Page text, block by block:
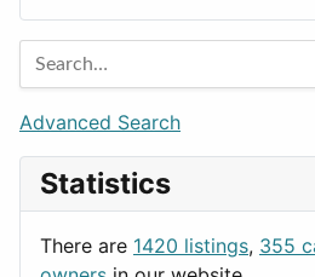
Entertainment
Games
Lifestyle
News & Weather
Productivity
Barcelona
Berlin
Budapest
London
Paris
Rome
Advanced Search
Statistics
There are 1420 listings, 355